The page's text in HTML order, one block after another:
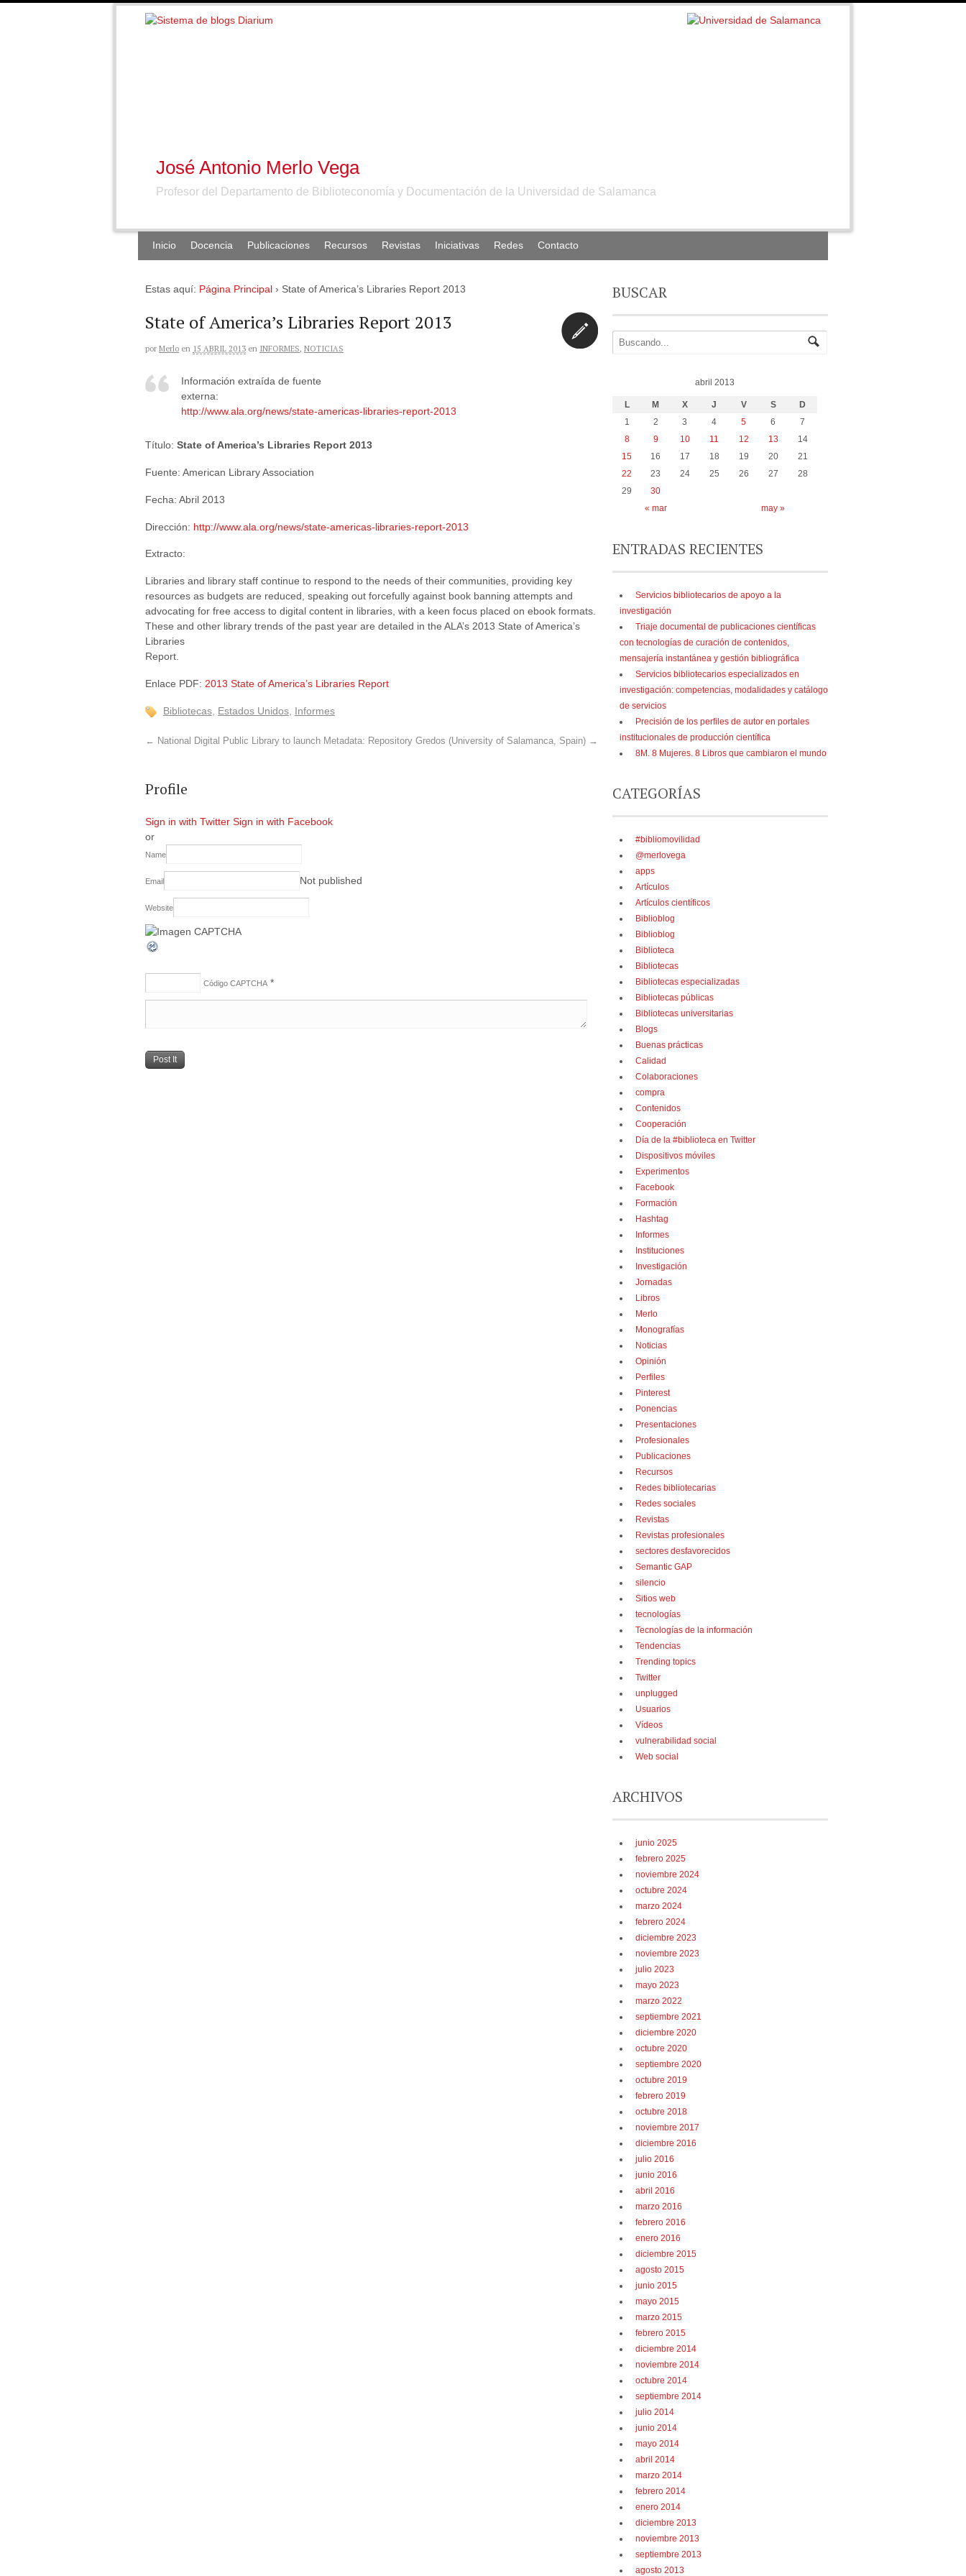
José Antonio Merlo Vega
Profesor del Departamento de Biblioteconomía y Documentación de la Universidad de Salamanca
Inicio Docencia Publicaciones Recursos Revistas Iniciativas Redes Contacto
Estas aquí: Página Principal › State of America’s Libraries Report 2013
Minientrada
State of America’s Libraries Report 2013
por Merlo en 15 ABRIL 2013 en INFORMES, NOTICIAS
Información extraída de fuente
externa:
http://www.ala.org/news/state-americas-libraries-report-2013
Título: State of America’s Libraries Report 2013
Fuente: American Library Association
Fecha: Abril 2013
Dirección: http://www.ala.org/news/state-americas-libraries-report-2013
Extracto:
Libraries and library staff continue to respond to the needs of their communities, providing key
resources as budgets are reduced, speaking out forcefully against book banning attempts and
advocating for free access to digital content in libraries, with a keen focus placed on ebook formats.
These and other library trends of the past year are detailed in the ALA’s 2013 State of America’s
Libraries
Report.
Enlace PDF: 2013 State of America’s Libraries Report
Bibliotecas Estados Unidos Informes
← National Digital Public Library to launch Metadata: Repository Gredos (University of Salamanca, Spain) →
Profile
Sign in with Twitter Sign in with Facebook
or
Name
Email Not published
Website
Código CAPTCHA *
BUSCAR
abril 2013
L M X J V S D
« mar may »
1 2 3 4 5 6
7
8
9 10 11 12 13
14
15
16 17 18 19 20
21
22
23 24 25 26 27
28
29
30
ENTRADAS RECIENTES
Servicios bibliotecarios de apoyo a la
investigación
Triaje documental de publicaciones científicas
con tecnologías de curación de contenidos,
mensajería instantánea y gestión bibliográfica
Servicios bibliotecarios especializados en
investigación: competencias, modalidades y catálogo
de servicios
Precisión de los perfiles de autor en portales
institucionales de producción científica
8M. 8 Mujeres. 8 Libros que cambiaron el mundo
CATEGORÍAS
#bibliomovilidad
@merlovega
apps
Artículos
Artículos científicos
Biblioblog
Biblioblog
Biblioteca
Bibliotecas
Bibliotecas especializadas
Bibliotecas públicas
Bibliotecas universitarias
Blogs
Buenas prácticas
Calidad
Colaboraciones
compra
Contenidos
Cooperación
Día de la #biblioteca en Twitter
Dispositivos móviles
Experimentos
Facebook
Formación
Hashtag
Informes
Instituciones
Investigación
Jornadas
Libros
Merlo
Monografías
Noticias
Opinión
Perfiles
Pinterest
Ponencias
Presentaciones
Profesionales
Publicaciones
Recursos
Redes bibliotecarias
Redes sociales
Revistas
Revistas profesionales
sectores desfavorecidos
Semantic GAP
silencio
Sitios web
tecnologías
Tecnologías de la información
Tendencias
Trending topics
Twitter
unplugged
Usuarios
Vídeos
vulnerabilidad social
Web social
ARCHIVOS
junio 2025
febrero 2025
noviembre 2024
octubre 2024
marzo 2024
febrero 2024
diciembre 2023
noviembre 2023
julio 2023
mayo 2023
marzo 2022
septiembre 2021
diciembre 2020
octubre 2020
septiembre 2020
octubre 2019
febrero 2019
octubre 2018
noviembre 2017
diciembre 2016
julio 2016
junio 2016
abril 2016
marzo 2016
febrero 2016
enero 2016
diciembre 2015
agosto 2015
junio 2015
mayo 2015
marzo 2015
febrero 2015
diciembre 2014
noviembre 2014
octubre 2014
septiembre 2014
julio 2014
junio 2014
mayo 2014
abril 2014
marzo 2014
febrero 2014
enero 2014
diciembre 2013
noviembre 2013
septiembre 2013
agosto 2013